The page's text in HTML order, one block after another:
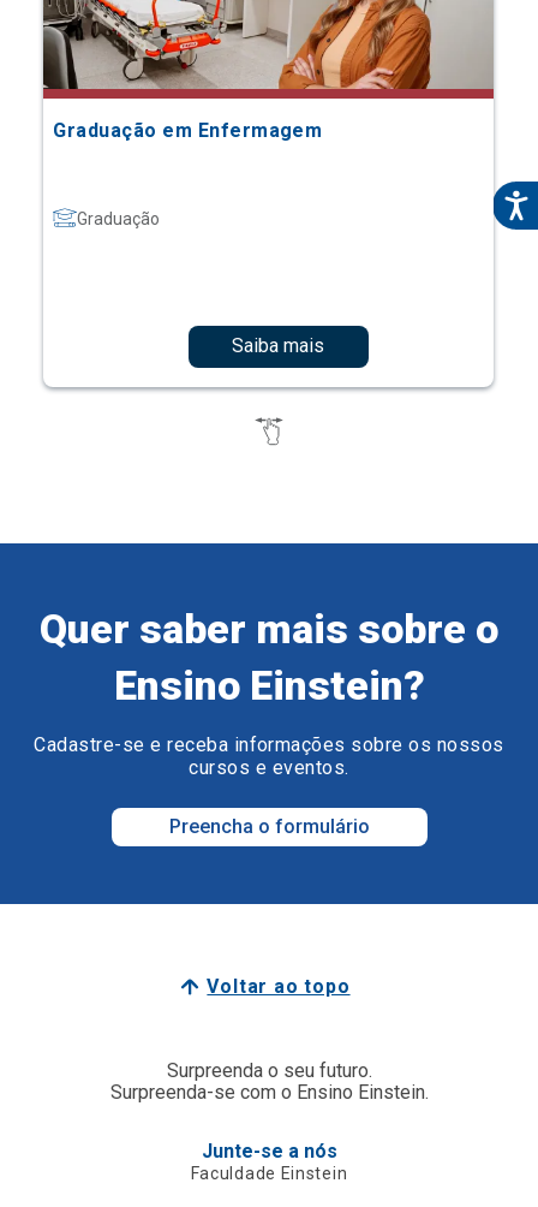
Graduação em Enfermagem
Graduação
Saiba mais
Quer saber mais sobre o
Ensino Einstein?
Cadastre-se e receba informações sobre os nossos
cursos e eventos.
Preencha o formulário
Voltar ao topo
Surpreenda o seu futuro.
Surpreenda-se com o Ensino Einstein.
Junte-se a nós
Faculdade Einstein